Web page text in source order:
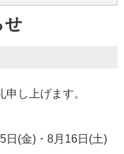
せ
し上げます。
日(金)・8月16日(土)